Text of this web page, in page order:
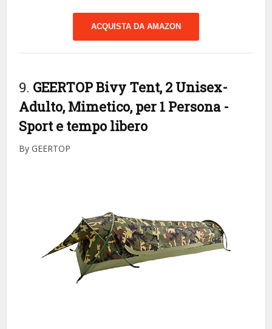
ACQUISTA DA AMAZON
9. GEERTOP Bivy Tent, 2 Unisex-
Adulto, Mimetico, per 1 Persona -
Sport e tempo libero
By GEERTOP